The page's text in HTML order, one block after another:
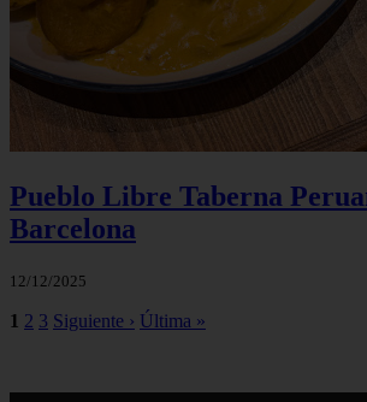
Pueblo Libre Taberna
Barcelona
12/12/2025
1 2 3 Siguiente › Última »